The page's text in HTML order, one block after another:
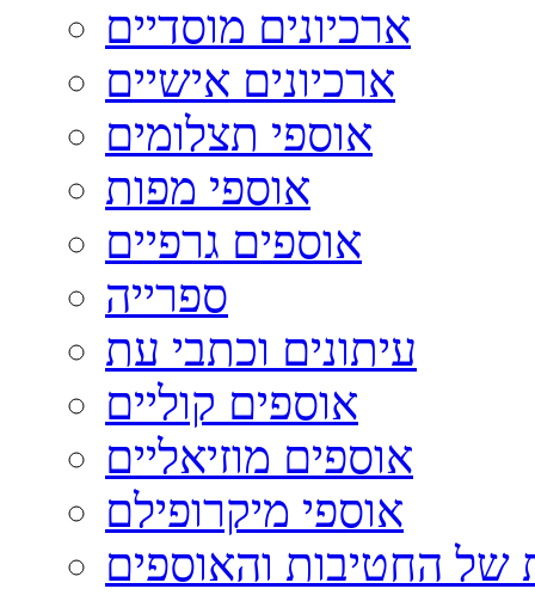
ארכיונים מוסדיים
ארכיונים אישיים
אוספי תצלומים
אוספי מפות
אוספים גרפיים
ספרייה
עיתונים וכתבי עת
אוספים קוליים
אוספים מוזיאליים
אוספי מיקרופילם
של החטיבות והאוספים